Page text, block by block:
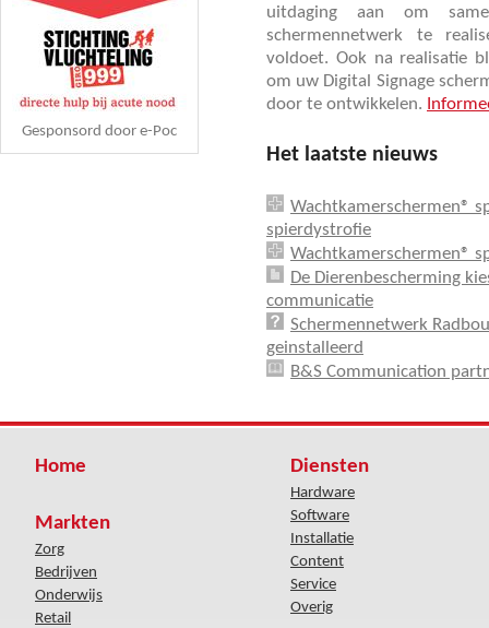
Gesponsord door e-Poc
uitdaging aan om
schermennetwerk te
voldoet. Ook na realisatie
om uw Digital Signage
door te ontwikkelen.
Het laatste nieuws
Wachtkamerschermen®
spierdystrofie
Wachtkamerschermen®
De Dierenbescherming
communicatie
Schermennetwerk
geinstalleerd
B&S Communication
Home
Markten
Zorg
Bedrijven
Onderwijs
Retail
Diensten
Hardware
Software
Installatie
Content
Service
Overig